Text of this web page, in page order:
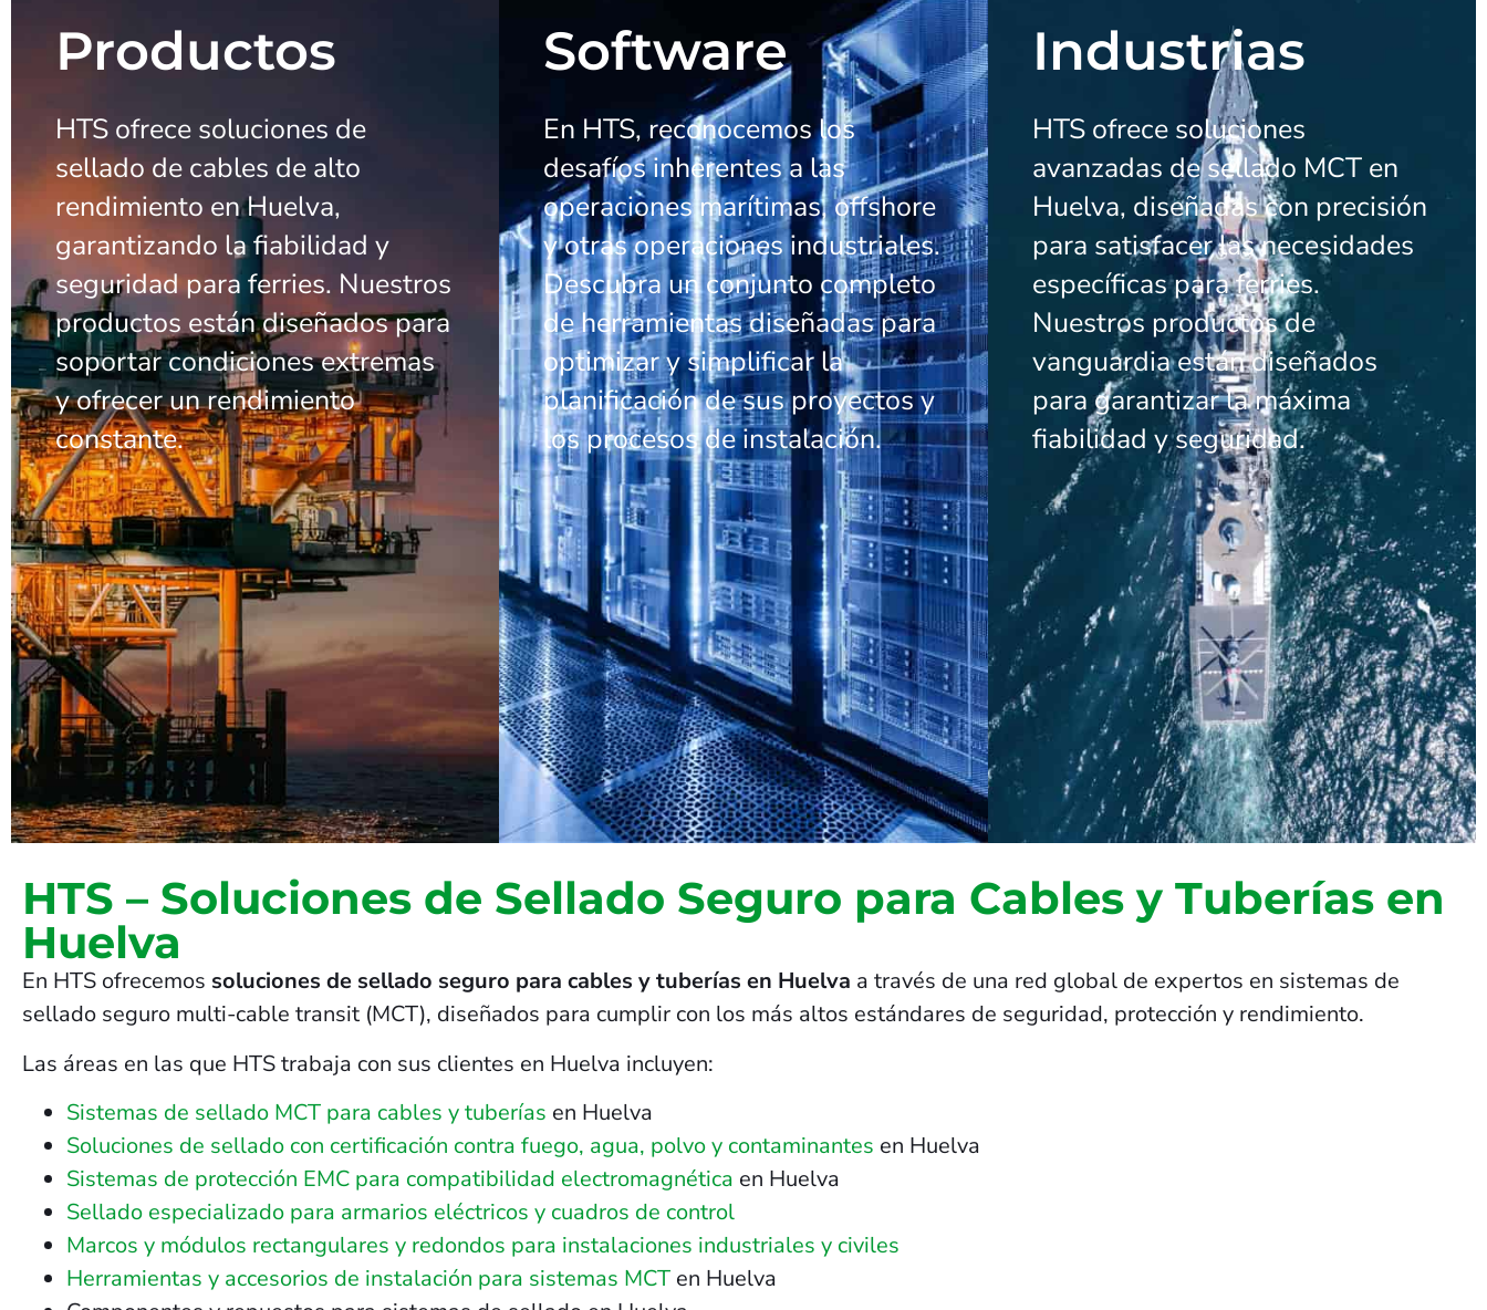
Productos
HTS ofrece soluciones de
sellado de cables de alto
rendimiento en Huelva,
garantizando la fiabilidad y
seguridad para ferries. Nuestros
productos están diseñados para
soportar condiciones extremas
y ofrecer un rendimiento
constante.
Software
En HTS, reconocemos los
desafíos inherentes a las
operaciones marítimas, offshore
y otras operaciones industriales.
Descubra un conjunto completo
de herramientas diseñadas para
optimizar y simplificar la
planificación de sus proyectos y
los procesos de instalación.
Industrias
HTS ofrece soluciones
avanzadas de sellado MCT en
Huelva, diseñadas con precisión
para satisfacer las necesidades
específicas para ferries.
Nuestros productos de
vanguardia están diseñados
para garantizar la máxima
fiabilidad y seguridad.
HTS – Soluciones de Sellado Seguro para Cables y Tuberías en
Huelva
En HTS ofrecemos soluciones de sellado seguro para cables y tuberías en Huelva a través de una red global de expertos en sistemas de
sellado seguro multi-cable transit (MCT), diseñados para cumplir con los más altos estándares de seguridad, protección y rendimiento.
Las áreas en las que HTS trabaja con sus clientes en Huelva incluyen:
Sistemas de sellado MCT para cables y tuberías en Huelva
Soluciones de sellado con certificación contra fuego, agua, polvo y contaminantes en Huelva
Sistemas de protección EMC para compatibilidad electromagnética en Huelva
Sellado especializado para armarios eléctricos y cuadros de control
Marcos y módulos rectangulares y redondos para instalaciones industriales y civiles
Herramientas y accesorios de instalación para sistemas MCT en Huelva